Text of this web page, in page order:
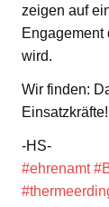
zeigen auf
Engagement
wird.
Wir finden:
Einsatzkräfte!
-HS-
#ehrenamt